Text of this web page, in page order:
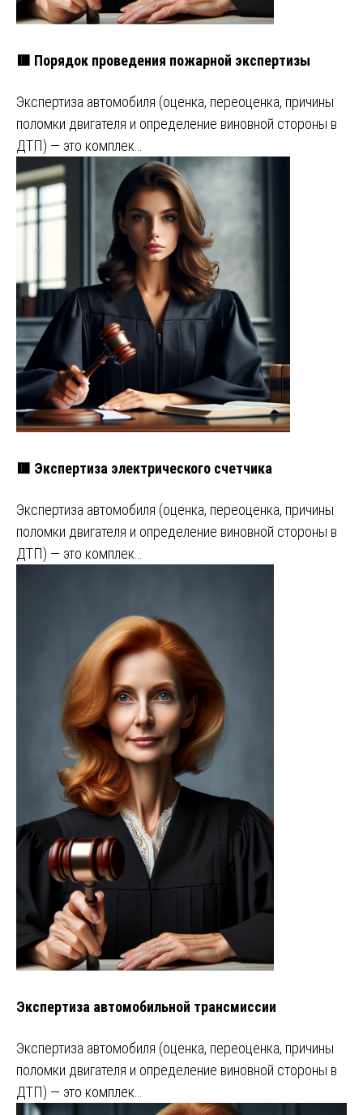
🟥 Порядок проведения пожарной экспертизы
Экспертиза автомобиля (оценка, переоценка, причины
поломки двигателя и определение виновной стороны в
ДТП) — это комплек…
🟥 Экспертиза электрического счетчика
Экспертиза автомобиля (оценка, переоценка, причины
поломки двигателя и определение виновной стороны в
ДТП) — это комплек…
Экспертиза автомобильной трансмиссии
Экспертиза автомобиля (оценка, переоценка, причины
поломки двигателя и определение виновной стороны в
ДТП) — это комплек…